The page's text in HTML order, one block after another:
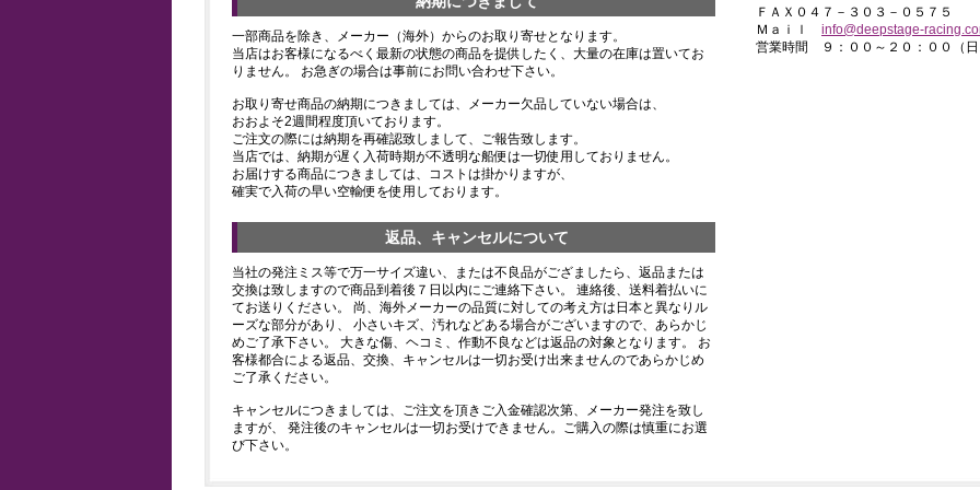
一部商品を除き、メーカー（海外）からのお取り寄せとなります。
当店はお客様になるべく最新の状態の商品を提供したく、大量の在庫は置いてお
りません。 お急ぎの場合は事前にお問い合わせ下さい。
お取り寄せ商品の納期につきましては、メーカー欠品していない場合は、
おおよそ2週間程度頂いております。
ご注文の際には納期を再確認致しまして、ご報告致します。
当店では、納期が遅く入荷時期が不透明な船便は一切使用しておりません。
お届けする商品につきましては、コストは掛かりますが、
確実で入荷の早い空輸便を使用しております。
返品、キャンセルについて
当社の発注ミス等で万一サイズ違い、または不良品がござましたら、返品または
交換は致しますので商品到着後７日以内にご連絡下さい。 連絡後、送料着払いに
てお送りください。 尚、海外メーカーの品質に対しての考え方は日本と異なりル
ーズな部分があり、 小さいキズ、汚れなどある場合がございますので、あらかじ
めご了承下さい。 大きな傷、ヘコミ、作動不良などは返品の対象となります。 お
客様都合による返品、交換、キャンセルは一切お受け出来ませんのであらかじめ
ご了承ください。
キャンセルにつきましては、ご注文を頂きご入金確認次第、メーカー発注を致し
ますが、 発注後のキャンセルは一切お受けできません。ご購入の際は慎重にお選
び下さい。
ＦＡＸ０４７－３０３－０５７５
Ｍａｉｌ info@deepstage-
営業時間 ９：００～２０：００（日